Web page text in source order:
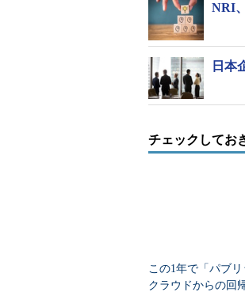
NRI
日本
チェックしてお
この1年で「パブリ
クラウドからの回帰